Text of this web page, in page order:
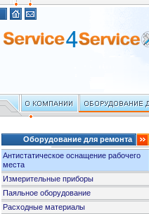
Оборудование для ремонта
Антистатическое оснащение рабочего
места
Измерительные приборы
Паяльное оборудование
Расходные материалы